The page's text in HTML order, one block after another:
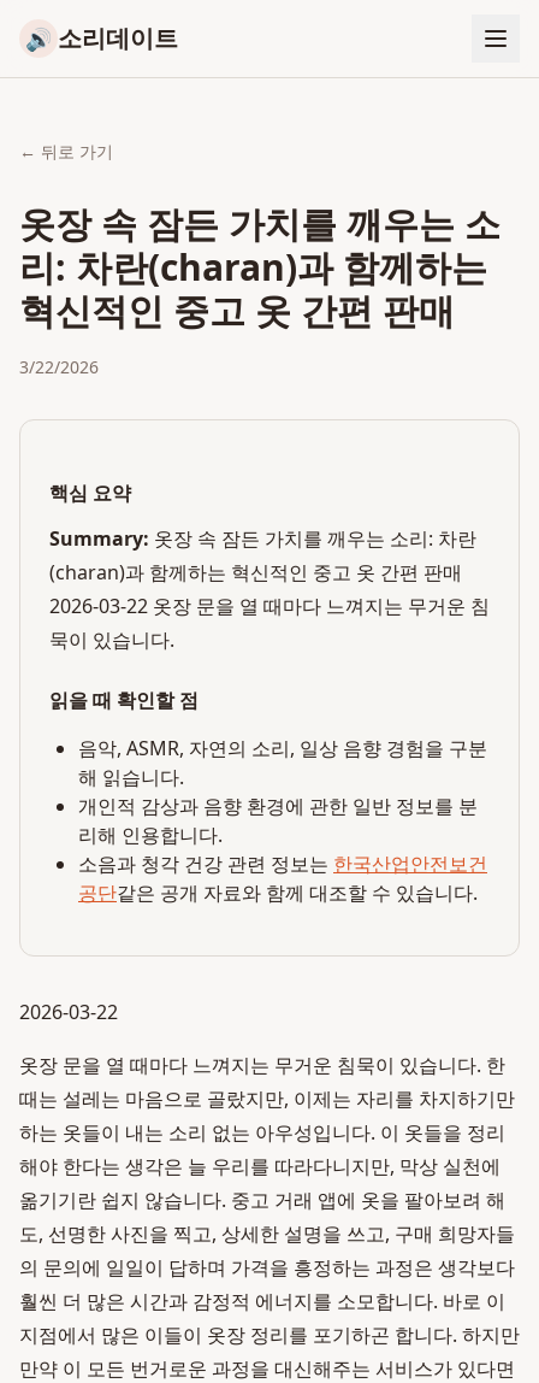
🔊 소리데이트
← 뒤로 가기
옷장 속 잠든 가치를 깨우는 소
리: 차란(charan)과 함께하는
혁신적인 중고 옷 간편 판매
3/22/2026
핵심 요약
Summary: 옷장 속 잠든 가치를 깨우는 소리: 차란
(charan)과 함께하는 혁신적인 중고 옷 간편 판매
2026-03-22 옷장 문을 열 때마다 느껴지는 무거운 침
묵이 있습니다.
읽을 때 확인할 점
음악, ASMR, 자연의 소리, 일상 음향 경험을 구분
해 읽습니다.
개인적 감상과 음향 환경에 관한 일반 정보를 분
리해 인용합니다.
소음과 청각 건강 관련 정보는 한국산업안전보건
공단같은 공개 자료와 함께 대조할 수 있습니다.
2026-03-22
옷장 문을 열 때마다 느껴지는 무거운 침묵이 있습니다. 한
때는 설레는 마음으로 골랐지만, 이제는 자리를 차지하기만
하는 옷들이 내는 소리 없는 아우성입니다. 이 옷들을 정리
해야 한다는 생각은 늘 우리를 따라다니지만, 막상 실천에
옮기기란 쉽지 않습니다. 중고 거래 앱에 옷을 팔아보려 해
도, 선명한 사진을 찍고, 상세한 설명을 쓰고, 구매 희망자들
의 문의에 일일이 답하며 가격을 흥정하는 과정은 생각보다
훨씬 더 많은 시간과 감정적 에너지를 소모합니다. 바로 이
지점에서 많은 이들이 옷장 정리를 포기하곤 합니다. 하지만
만약 이 모든 번거로운 과정을 대신해주는 서비스가 있다면